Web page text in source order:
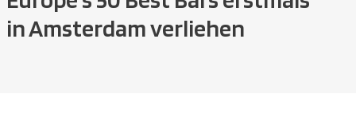
in Amsterdam verliehen